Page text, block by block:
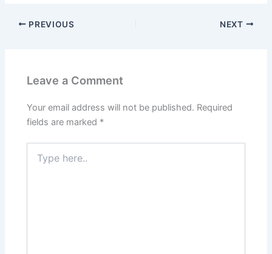
PREVIOUS NEXT
Leave a Comment
Your email address will not be published. Required
fields are marked *
here..